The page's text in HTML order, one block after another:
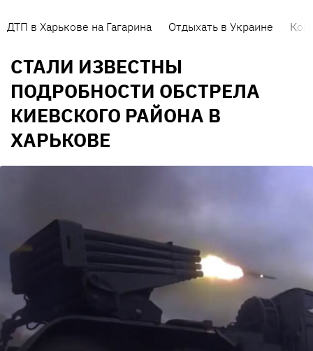
ДТП в Харькове на Гагарина Отдыхать в Украине
СТАЛИ ИЗВЕСТНЫ
ПОДРОБНОСТИ ОБСТРЕЛА
КИЕВСКОГО РАЙОНА В
ХАРЬКОВЕ